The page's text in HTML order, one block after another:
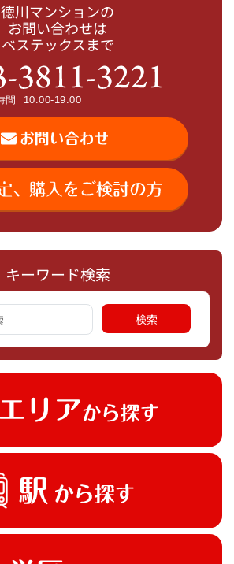
キーワード検索
徳川マンションの
お問い合わせは
ベステックスまで